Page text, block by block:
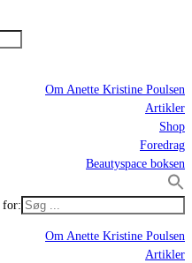
Om Anette Kristine Poulsen
Artikler
Shop
Foredrag
Beautyspace boksen
for:
Om Anette Kristine Poulsen
Artikler